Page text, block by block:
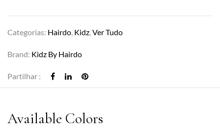
Categorias: Hairdo, Kidz,Ver Tudo
Brand: Kidz By Hairdo
Partilhar :